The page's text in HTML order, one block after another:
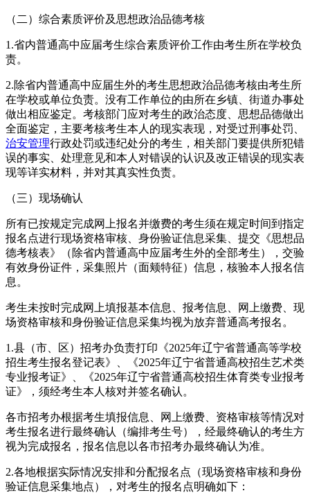
（二）综合素质评价及思想政治品德考核
1.省内普通高中应届考生综合素质评价工作由考生所在学校负
责。
2.除省内普通高中应届生外的考生思想政治品德考核由考生所
在学校或单位负责。没有工作单位的由所在乡镇、街道办事处
做出相应鉴定。考核部门应对考生的政治态度、思想品德做出
全面鉴定，主要考核考生本人的现实表现，对受过刑事处罚、
治安管理行政处罚或违纪处分的考生，相关部门要提供所犯错
误的事实、处理意见和本人对错误的认识及改正错误的现实表
现等详实材料，并对其真实性负责。
（三）现场确认
所有已按规定完成网上报名并缴费的考生须在规定时间到指定
报名点进行现场资格审核、身份验证信息采集、提交《思想品
德考核表》（除省内普通高中应届考生外的全部考生），交验
有效身份证件，采集照片（面颊特征）信息，核验本人报名信
息。
考生未按时完成网上填报基本信息、报考信息、网上缴费、现
场资格审核和身份验证信息采集均视为放弃普通高考报名。
1.县（市、区）招考办负责打印《2025年辽宁省普通高等学校
招生考生报名登记表》、《2025年辽宁省普通高校招生艺术类
专业报考证》、《2025年辽宁省普通高校招生体育类专业报考
证》，须经考生本人核对并签名确认。
各市招考办根据考生填报信息、网上缴费、资格审核等情况对
考生报名进行最终确认（编排考生号），经最终确认的考生方
视为完成报名，报名信息以各市招考办最终确认为准。
2.各地根据实际情况安排和分配报名点（现场资格审核和身份
验证信息采集地点），对考生的报名点明确如下：